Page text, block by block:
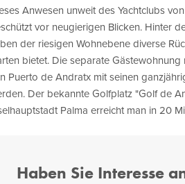
Anwesen unweit des Yachtclubs
vor neugierigen Blicken. Hinter
der riesigen Wohnebene diverse
bietet. Die separate
Puerto de Andratx mit seinen
Der bekannte Golfplatz "Golf de
Palma erreicht man in 20
Haben Sie Interesse